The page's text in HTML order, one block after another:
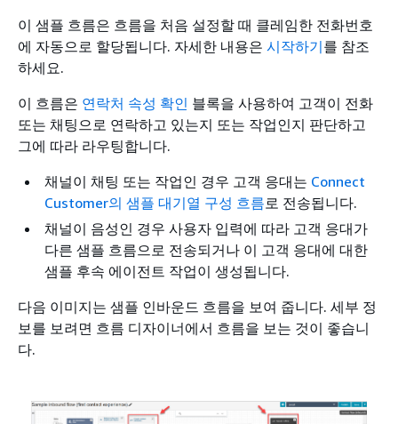
이 샘플 흐름은 흐름을 처음 설정할 때 클레임한 전화번호
에 자동으로 할당됩니다. 자세한 내용은 시작하기를 참조
하세요.
이 흐름은 연락처 속성 확인 블록을 사용하여 고객이 전화
또는 채팅으로 연락하고 있는지 또는 작업인지 판단하고
그에 따라 라우팅합니다.
채널이 채팅 또는 작업인 경우 고객 응대는 Connect
Customer의 샘플 대기열 구성 흐름로 전송됩니다.
채널이 음성인 경우 사용자 입력에 따라 고객 응대가
다른 샘플 흐름으로 전송되거나 이 고객 응대에 대한
샘플 후속 에이전트 작업이 생성됩니다.
다음 이미지는 샘플 인바운드 흐름을 보여 줍니다. 세부 정
보를 보려면 흐름 디자이너에서 흐름을 보는 것이 좋습니
다.